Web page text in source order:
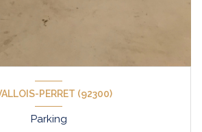
PERRET (92300)
Parking